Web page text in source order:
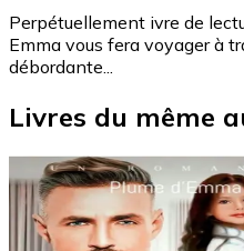
Perpétuellement ivre de
Emma vous fera voyager à
débordante...
Livres du même